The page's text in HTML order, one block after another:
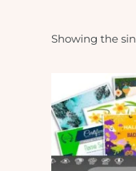
Showing the